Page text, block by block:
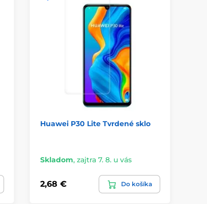
Huawei P30 Lite Tvrdené sklo
Skladom, zajtra 7. 8. u vás
2,68 € Do košíka